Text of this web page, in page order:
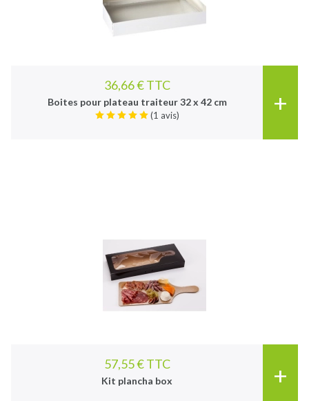
36,66 € TTC
Boites pour plateau traiteur 32 x 42 cm
(1 avis) +
57,55 € TTC
Kit plancha box +